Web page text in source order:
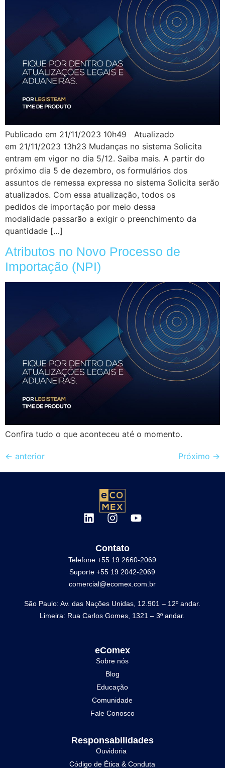
Publicado em 21/11/2023 10h49 Atualizado
em 21/11/2023 13h23 Mudanças no sistema Solicita
entram em vigor no dia 5/12. Saiba mais. A partir do
próximo dia 5 de dezembro, os formulários dos
assuntos de remessa expressa no sistema Solicita serão
atualizados. Com essa atualização, todos os
pedidos de importação por meio dessa
modalidade passarão a exigir o preenchimento da
quantidade […]
Atributos no Novo Processo de
Importação (NPI)
Confira tudo o que aconteceu até o momento.
← anterior Próximo →
Contato
Telefone +55 19 2660-2069
Suporte +55 19 2042-2069
comercial@ecomex.com.br
São Paulo: Av. das Nações Unidas, 12.901 – 12º andar.
Limeira: Rua Carlos Gomes, 1321 – 3º andar.
eComex
Sobre nós
Blog
Educação
Comunidade
Fale Conosco
Responsabilidades
Ouvidoria
Código de Ética & Conduta